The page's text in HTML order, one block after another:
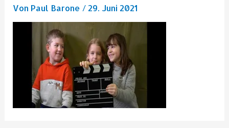
Von Paul Barone / 29. Juni 2021